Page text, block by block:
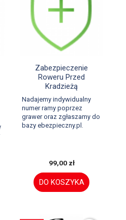
Szybki podgląd
Zabezpieczenie
Roweru Przed
Kradzieżą
Nadajemy indywidualny
numer ramy poprzez
grawer oraz zgłaszamy do
bazy ebezpieczny.pl.
99,00 zł
DO KOSZYKA